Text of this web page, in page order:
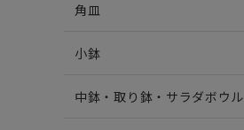
角皿
小鉢
中鉢・取り鉢・サラダボウル